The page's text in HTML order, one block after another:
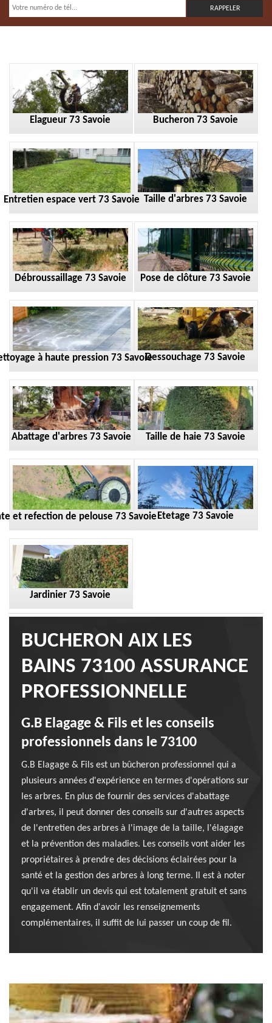
Elagueur 73 Savoie Bucheron 73 Savoie
Entretien espace vert 73 Savoie Taille d'arbres 73 Savoie
Débroussaillage 73 Savoie Pose de clôture 73 Savoie
à haute pression 73 SavoieDessouchage 73 Savoie
Abattage d'arbres 73 Savoie Taille de haie 73 Savoie
et refection de pelouse 73 Savoie Etetage 73 Savoie
Jardinier 73 Savoie
BUCHERON AIX LES
BAINS 73100 ASSURANCE
PROFESSIONNELLE
G.B Elagage & Fils et les conseils
professionnels dans le 73100
G.B Elagage & Fils est un bûcheron professionnel qui a
plusieurs années d'expérience en termes d'opérations sur
les arbres. En plus de fournir des services d'abattage
d'arbres, il peut donner des conseils sur d'autres aspects
de l'entretien des arbres à l'image de la taille, l'élagage
et la prévention des maladies. Les conseils vont aider les
propriétaires à prendre des décisions éclairées pour la
santé et la gestion des arbres à long terme. Il est à noter
qu'il va établir un devis qui est totalement gratuit et sans
engagement. Afin d'avoir les renseignements
complémentaires, il suffit de lui passer un coup de fil.